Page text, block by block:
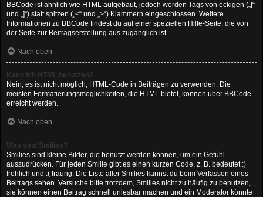
BBCode ist ähnlich wie HTML aufgebaut, jedoch werden Tags von eckigen („[“
und „]“) statt spitzen („<“ und „>“) Klammern eingeschlossen. Weitere
Informationen zu BBCode findest du auf einer speziellen Hilfe-Seite, die von
der Seite zur Beitragserstellung aus zugänglich ist.
Nach oben
Kann ich HTML benutzen?
Nein, es ist nicht möglich, HTML-Code in Beiträgen zu verwenden. Die
meisten Formatierungsmöglichkeiten, die HTML bietet, können über BBCode
erreicht werden.
Nach oben
Was sind Smilies?
Smilies sind kleine Bilder, die benutzt werden können, um ein Gefühl
auszudrücken. Für jeden Smilie gibt es einen kurzen Code, z. B. bedeutet :)
fröhlich und :( traurig. Die Liste aller Smilies kannst du beim Verfassen eines
Beitrags sehen. Versuche bitte trotzdem, Smilies nicht zu häufig zu benutzen,
sie können einen Beitrag schnell unlesbar machen und ein Moderator könnte